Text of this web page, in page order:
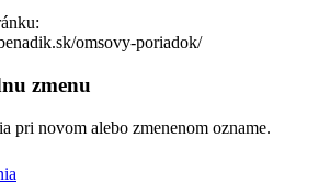
manželka Katarína a rodičia z
celebranta
omsovy-poriadok/
zmenu
pri novom alebo zmenenom ozname.